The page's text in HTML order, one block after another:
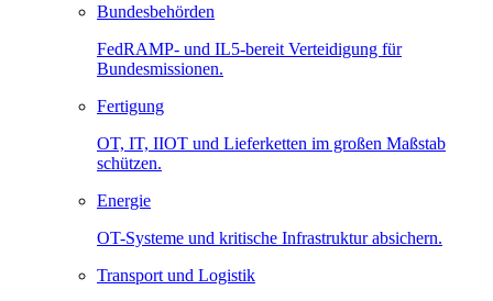
Bundesbehörden
FedRAMP- und IL5-bereit Verteidigung für
Bundesmissionen.
Fertigung
OT, IT, IIOT und Lieferketten im großen Maßstab
schützen.
Energie
OT-Systeme und kritische Infrastruktur absichern.
Transport und Logistik